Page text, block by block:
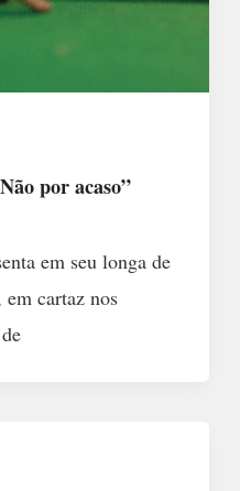
por acaso”
em seu longa de
em cartaz nos